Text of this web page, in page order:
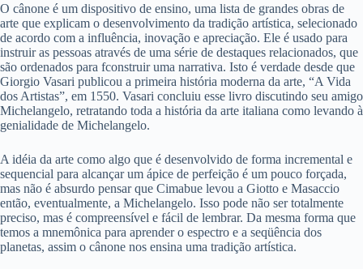
O cânone é um dispositivo de ensino, uma lista de grandes obras de
arte que explicam o desenvolvimento da tradição artística, selecionado
de acordo com a influência, inovação e apreciação. Ele é usado para
instruir as pessoas através de uma série de destaques relacionados, que
são ordenados para fconstruir uma narrativa. Isto é verdade desde que
Giorgio Vasari publicou a primeira história moderna da arte, “A Vida
dos Artistas”, em 1550. Vasari concluiu esse livro discutindo seu amigo
Michelangelo, retratando toda a história da arte italiana como levando à
genialidade de Michelangelo.
A idéia da arte como algo que é desenvolvido de forma incremental e
sequencial para alcançar um ápice de perfeição é um pouco forçada,
mas não é absurdo pensar que Cimabue levou a Giotto e Masaccio
então, eventualmente, a Michelangelo. Isso pode não ser totalmente
preciso, mas é compreensível e fácil de lembrar. Da mesma forma que
temos a mnemônica para aprender o espectro e a seqüência dos
planetas, assim o cânone nos ensina uma tradição artística.